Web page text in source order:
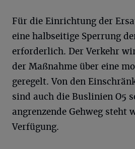
Für die Einrichtung der
eine halbseitige Sperrung
erforderlich. Der Verkehr
der Maßnahme über eine
geregelt. Von den
sind auch die Buslinien O5
angrenzende Gehweg steht
Verfügung.